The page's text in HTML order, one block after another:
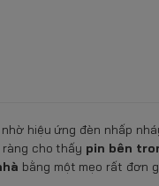
hiệu ứng đèn nhấp
cho thấy pin bên
bằng một mẹo rất đơn